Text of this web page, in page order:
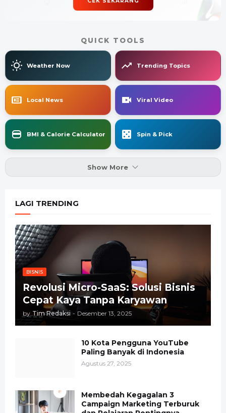
QUICK TOOLS
Weather Now Trending Topics
Local News Viral Video
BMI & Calorie Calculator Spin & Pick
Show More
LAGI TRENDING
BISNIS
Revolusi Micro-SaaS: Solusi Bisnis
Cepat Kaya Tanpa Karyawan
by Tim Redaksi - Desember 13, 2025
10 Kota Pengguna YouTube
Paling Banyak di Indonesia
Agustus 27, 2025
Membedah Kegagalan 3
Campaign Marketing Terburuk